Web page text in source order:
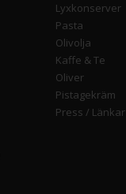
Lyxkonserver
Pasta
Olivolja
Kaffe & Te
Oliver
Pistagekräm
Press / Länkar